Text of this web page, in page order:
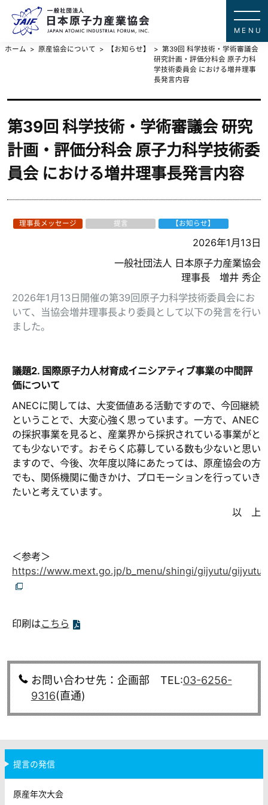
ホーム 原産協会について 【お知らせ】
第39回 科学技術・学術審議会
研究計画・評価分科会 原子力科
学技術委員会 における増井理事
長発言内容
第39回 科学技術・学術審議会 研究
計画・評価分科会 原子力科学技術委
員会 における増井理事長発言内容
理事長メッセージ 提言 【お知らせ】
2026年1月13日
一般社団法人 日本原子力産業協会
理事長 増井 秀企
2026年1月13日開催の第39回原子力科学技術委員会にお
いて、当協会増井理事長より委員として以下の発言を行い
ました。
議題2. 国際原子力人材育成イニシアティブ事業の中間評
価について
ANECに関しては、大変価値ある活動ですので、今回継続
ということで、大変心強く思っています。一方で、ANEC
の採択事業を見ると、産業界から採択されている事業がと
ても少ないです。おそらく応募している数も少ないと思い
ますので、今後、次年度以降にあたっては、原産協会の方
でも、関係機関に働きかけ、プロモーションを行っていき
たいと考えています。
以 上
＜参考＞
https://www.mext.go.jp/b_menu/shingi/gijyutu/
印刷はこちら
お問い合わせ先：企画部 TEL:03-6256-
9316(直通)
提言の発信
原産年次大会